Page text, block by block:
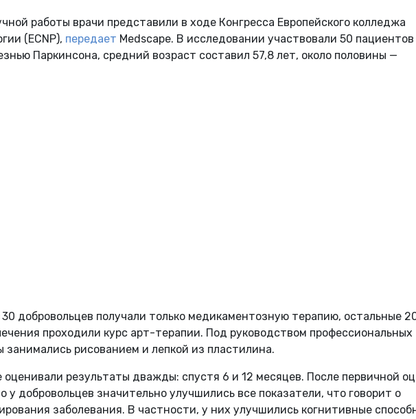
работы врачи представили в ходе Конгресса Европейского колледжа
(ECNP), передает Medscape. В исследовании участвовали 50 пациентов
Паркинсона, средний возраст составил 57,8 лет, около половины —
добровольцев получали только медикаментозную терапию, остальные
проходили курс арт-терапии. Под руководством профессиональных
рисованием и лепкой из пластилина.
результаты дважды: спустя 6 и 12 месяцев. После первичной
у добровольцев значительно улучшились все показатели, что говорит о
заболевания. В частности, у них улучшились когнитивные